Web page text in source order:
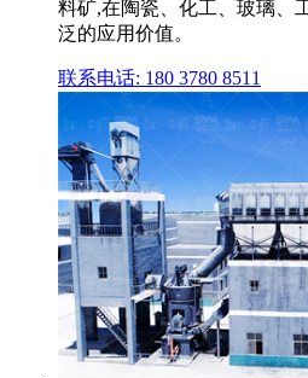
料矿,在陶瓷、化工、玻璃、
泛的应用价值。
联系电话: 180 3780 8511